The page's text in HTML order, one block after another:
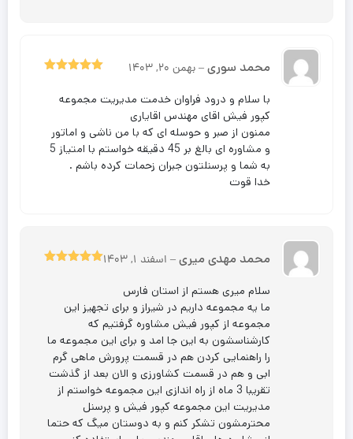
محمد سوری – بهمن 20, 1403
با سلام و درود فراوان خدمت مدیریت مجموعه
کپور فیش اقای مهندس اقایاری
ممنون از صبر و حوسله ای که با من ناشی و اماتور
و مشاوره ای بالغ بر 45 دقیقه خواستم با امتیاز 5
به شما و پرسنلتون جبران زحمات کرده باشم .
خدا قوت
محمد مهدی میری – اسفند 1, 1403
سلام میری هستم از استان فارس
ما یه مجموعه داریم در شیراز و برای تجهیز این
مجموعه از کپور فیش مشاوره گرفتیم که
کارشناسشون به این جا امد و برای این مجموعه ما
را راهنمایی کردن هم در قسمت پرورش ماهی گرم
ابی و هم در قسمت کشاورزی و الان بعد از گذشت
تقریبا 3 ماه از راه اندازی این مجموعه خواستم از
مدیریت این مجموعه کپور فیش و پرسنل
محترمشون تشکر کنم و به دوستان میگ که حتما